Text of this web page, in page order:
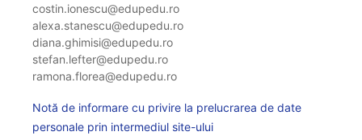
costin.ionescu@edupedu.ro
alexa.stanescu@edupedu.ro
diana.ghimisi@edupedu.ro
stefan.lefter@edupedu.ro
ramona.florea@edupedu.ro
Notă de informare cu privire la prelucrarea de date
personale prin intermediul site-ului